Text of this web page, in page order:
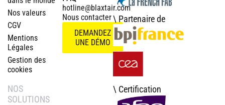
Nos valeurs
CGV
Mentions
Légales
Gestion des
cookies
NOS
SOLUTIONS
hotline@blaxtair.com
Nous contacter
DEMANDEZ
UNE DÉMO
\ Partenaire de
\ Certification